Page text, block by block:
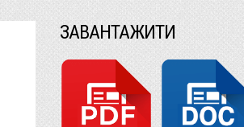
ЗАВАНТАЖИТИ